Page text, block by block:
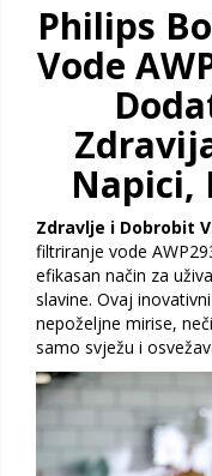
Philips
Vode
Napici,
Zdravlje i Dobrobit
filtriranje vode
efikasan način za
slavine. Ovaj
nepoželjne mirise,
samo svježu i